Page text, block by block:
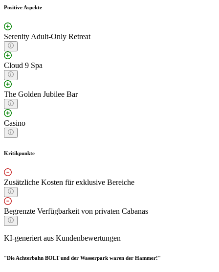
Positive Aspekte
Serenity Adult-Only Retreat
Cloud 9 Spa
The Golden Jubilee Bar
Casino
Kritikpunkte
Zusätzliche Kosten für exklusive Bereiche
Begrenzte Verfügbarkeit von privaten Cabanas
KI-generiert aus Kundenbewertungen
"Die Achterbahn BOLT und der Wasserpark waren der Hammer!"